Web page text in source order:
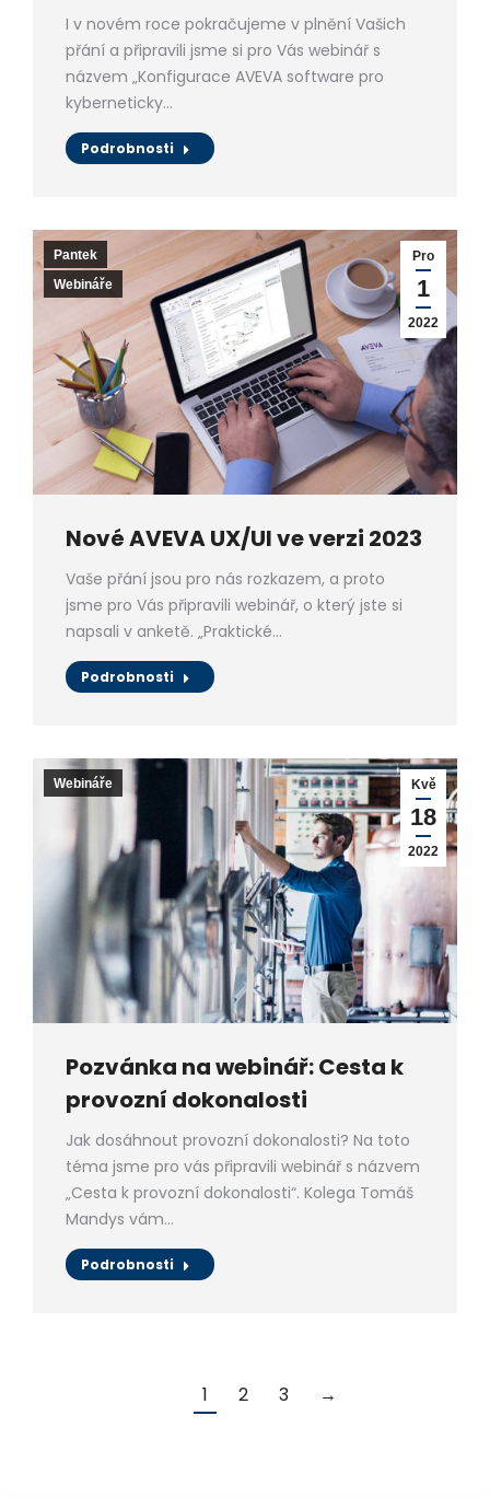
I v novém roce pokračujeme v plnění Vašich
přání a připravili jsme si pro Vás webinář s
názvem „Konfigurace AVEVA software pro
kyberneticky…
Podrobnosti
Pro
1
2022
Pantek
Webináře
Nové AVEVA UX/UI ve verzi 2023
Vaše přání jsou pro nás rozkazem, a proto
jsme pro Vás připravili webinář, o který jste si
napsali v anketě. „Praktické…
Podrobnosti
Kvě
18
2022
Webináře
Pozvánka na webinář: Cesta k
provozní dokonalosti
Jak dosáhnout provozní dokonalosti? Na toto
téma jsme pro vás připravili webinář s názvem
„Cesta k provozní dokonalosti“. Kolega Tomáš
Mandys vám…
Podrobnosti
1 2 3 →